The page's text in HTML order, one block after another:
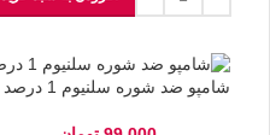
شامپو ضد شوره سلنیوم 1 درصد نلا